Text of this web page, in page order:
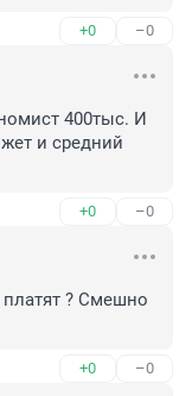
+0 –0
400тыс. И
и средний
+0 –0
платят ? Смешно
+0 –0